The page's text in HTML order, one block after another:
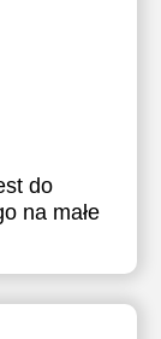
do
na małe